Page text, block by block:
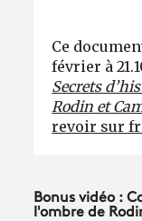
Ce
février à
Secrets
Rodin et
revoir sur
Bonus vidéo :
l'ombre de